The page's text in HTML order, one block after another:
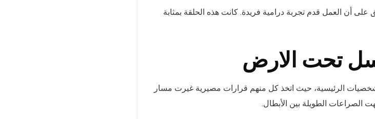
على أن العمل قدم تجربة درامية فريدة. كانت هذه الحلقة بمثابة
تحت الارض
الرئيسية، حيث اتخذ كل منهم قرارات مصيرية غيرت مسار
الصراعات الطويلة بين الأبطال.